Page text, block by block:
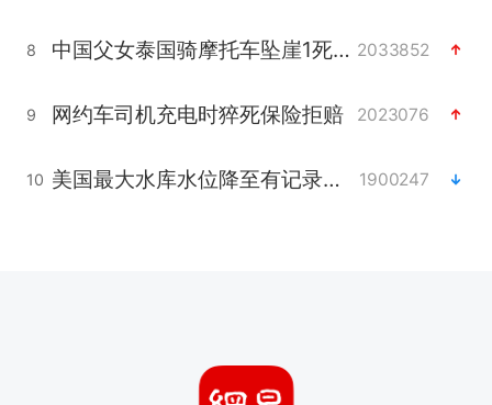
8 中国父女泰国骑摩托车坠崖1死1伤 2033852
9 网约车司机充电时猝死保险拒赔 2023076
10 美国最大水库水位降至有记录以来最低 1900247